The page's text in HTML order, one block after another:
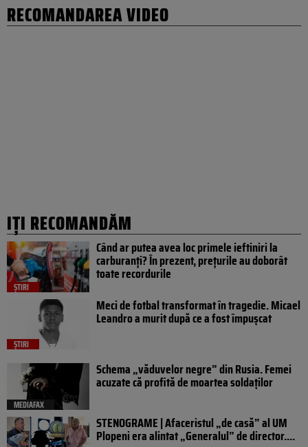
RECOMANDAREA VIDEO
IȚI RECOMANDĂM
ȘTIRI
Când ar putea avea loc primele ieftiniri la
carburanți? În prezent, prețurile au doborât
toate recordurile
ȘTIRI
Meci de fotbal transformat în tragedie. Micael
Leandro a murit după ce a fost împușcat
MEDIAFAX
Schema „văduvelor negre” din Rusia. Femei
acuzate că profită de moartea soldaților
STENOGRAME | Afaceristul „de casă” al UM
Plopeni era alintat „Generalul” de director....